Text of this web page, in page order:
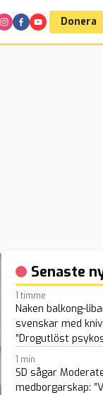
Donera
Senaste
1 timme
Naken balkong-
svenskar med
”Drogutlöst
1 min
SD sågar
medborgarskap: